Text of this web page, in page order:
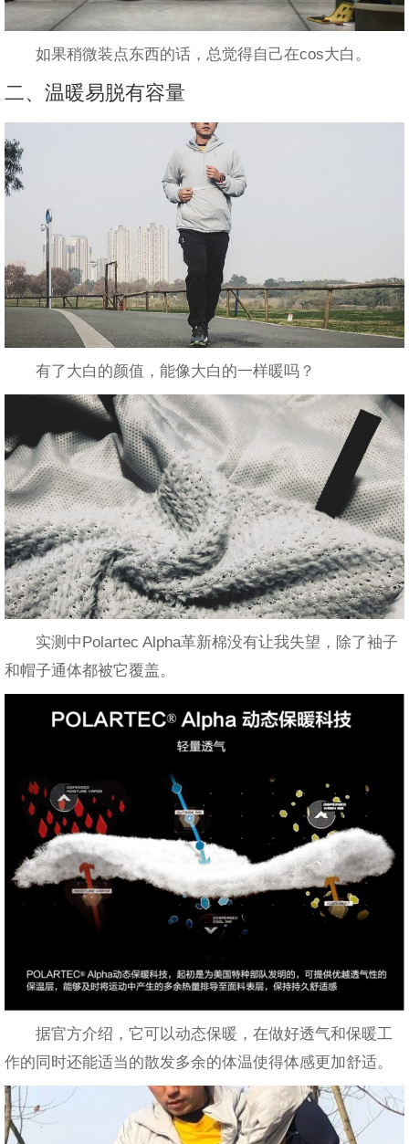
如果稍微装点东西的话，总觉得自己在cos大白。
二、温暖易脱有容量
有了大白的颜值，能像大白的一样暖吗？
实测中Polartec Alpha革新棉没有让我失望，除了袖子
和帽子通体都被它覆盖。
据官方介绍，它可以动态保暖，在做好透气和保暖工
作的同时还能适当的散发多余的体温使得体感更加舒适。